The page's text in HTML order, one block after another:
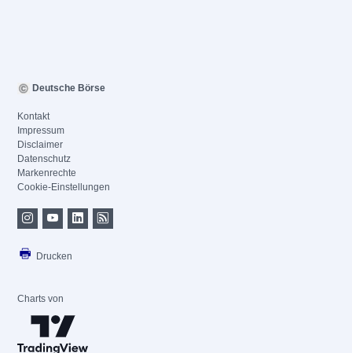
Deutsche Börse
Kontakt
Impressum
Disclaimer
Datenschutz
Markenrechte
Cookie-Einstellungen
Drucken
Charts von